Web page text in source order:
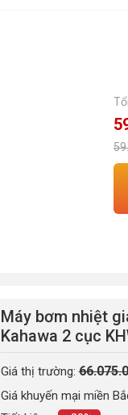
Máy bơm nhiệt
Kahawa 2 cục
Giá thị trường:
Giá khuyến mại miền